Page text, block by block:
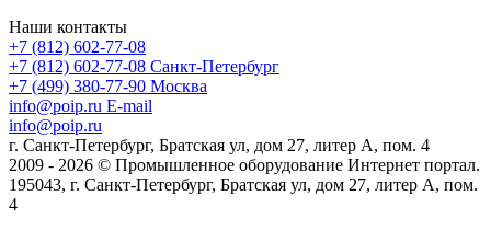
Наши контакты
+7 (812) 602-77-08
+7 (812) 602-77-08 Санкт-Петербург
+7 (499) 380-77-90 Москва
info@poip.ru E-mail
info@poip.ru
г. Санкт-Петербург, Братская ул, дом 27, литер А, пом. 4
2009 - 2026 © Промышленное оборудование Интернет портал.
195043, г. Санкт-Петербург, Братская ул, дом 27, литер А, пом.
4